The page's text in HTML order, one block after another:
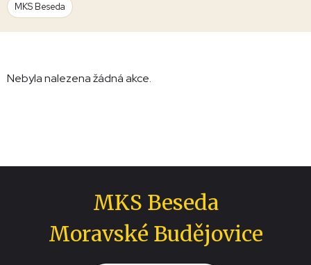
MKS Beseda
Nebyla nalezena žádná akce.
MKS Beseda
Moravské Budějovice